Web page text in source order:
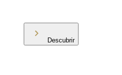
Descubrir